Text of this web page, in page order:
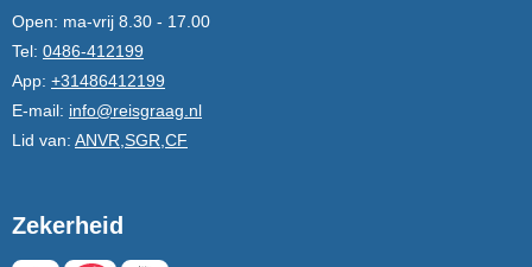
Open: ma-vrij 8.30 - 17.00
Tel: 0486-412199
App: +31486412199
E-mail: info@reisgraag.nl
Lid van: ANVR,SGR,CF
Zekerheid